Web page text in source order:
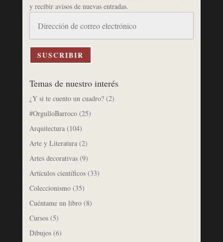
y recibir avisos de nuevas entradas.
correo
electrónico
SUSCRIBIR
Temas de nuestro interés
¿Y si te cuento un cuadro?(2)
#OrgulloBarroco(25)
Arquitectura(104)
Arte y Literatura(2)
Artes decorativas(9)
Artículos científicos(33)
Coleccionismo(35)
Cuéntame un libro(8)
Cursos(5)
Dibujos(6)